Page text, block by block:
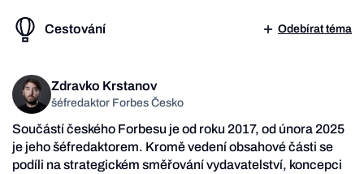
Cestování Odebírat téma
Zdravko Krstanov
šéfredaktor Forbes Česko
Součástí českého Forbesu je od roku 2017, od února 2025
je jeho šéfredaktorem. Kromě vedení obsahové části se
podíli na strategickém směřování vydavatelství, koncepci